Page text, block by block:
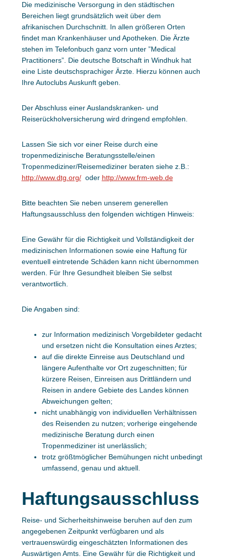
Die medizinische Versorgung in den städtischen
Bereichen liegt grundsätzlich weit über dem
afrikanischen Durchschnitt. In allen größeren Orten
findet man Krankenhäuser und Apotheken. Die Ärzte
stehen im Telefonbuch ganz vorn unter ”Medical
Practitioners”. Die deutsche Botschaft in Windhuk hat
eine Liste deutschsprachiger Ärzte. Hierzu können auch
Ihre Autoclubs Auskunft geben.
Der Abschluss einer Auslandskranken- und
Reiserückholversicherung wird dringend empfohlen.
Lassen Sie sich vor einer Reise durch eine
tropenmedizinische Beratungsstelle/einen
Tropenmediziner/Reisemediziner beraten siehe z.B.:
http://www.dtg.org/oder http://www.frm-web.de
Bitte beachten Sie neben unserem generellen
Haftungsausschluss den folgenden wichtigen Hinweis:
Eine Gewähr für die Richtigkeit und Vollständigkeit der
medizinischen Informationen sowie eine Haftung für
eventuell eintretende Schäden kann nicht übernommen
werden. Für Ihre Gesundheit bleiben Sie selbst
verantwortlich.
Die Angaben sind:
zur Information medizinisch Vorgebildeter gedacht
und ersetzen nicht die Konsultation eines Arztes;
auf die direkte Einreise aus Deutschland und
längere Aufenthalte vor Ort zugeschnitten; für
kürzere Reisen, Einreisen aus Drittländern und
Reisen in andere Gebiete des Landes können
Abweichungen gelten;
nicht unabhängig von individuellen Verhältnissen
des Reisenden zu nutzen; vorherige eingehende
medizinische Beratung durch einen
Tropenmediziner ist unerlässlich;
trotz größtmöglicher Bemühungen nicht unbedingt
umfassend, genau und aktuell.
Haftungsausschluss
Reise- und Sicherheitshinweise beruhen auf den zum
angegebenen Zeitpunkt verfügbaren und als
vertrauenswürdig eingeschätzten Informationen des
Auswärtigen Amts. Eine Gewähr für die Richtigkeit und